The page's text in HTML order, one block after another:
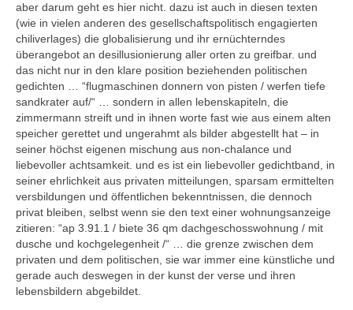
aber darum geht es hier nicht. dazu ist auch in diesen texten
(wie in vielen anderen des gesellschaftspolitisch engagierten
chiliverlages) die globalisierung und ihr ernüchterndes
überangebot an desillusionierung aller orten zu greifbar. und
das nicht nur in den klare position beziehenden politischen
gedichten … “flugmaschinen donnern von pisten / werfen tiefe
sandkrater auf/“ … sondern in allen lebenskapiteln, die
zimmermann streift und in ihnen worte fast wie aus einem alten
speicher gerettet und ungerahmt als bilder abgestellt hat – in
seiner höchst eigenen mischung aus non-chalance und
liebevoller achtsamkeit. und es ist ein liebevoller gedichtband, in
seiner ehrlichkeit aus privaten mitteilungen, sparsam ermittelten
versbildungen und öffentlichen bekenntnissen, die dennoch
privat bleiben, selbst wenn sie den text einer wohnungsanzeige
zitieren: “ap 3.91.1 / biete 36 qm dachgeschosswohnung / mit
dusche und kochgelegenheit /“ … die grenze zwischen dem
privaten und dem politischen, sie war immer eine künstliche und
gerade auch deswegen in der kunst der verse und ihren
lebensbildern abgebildet.